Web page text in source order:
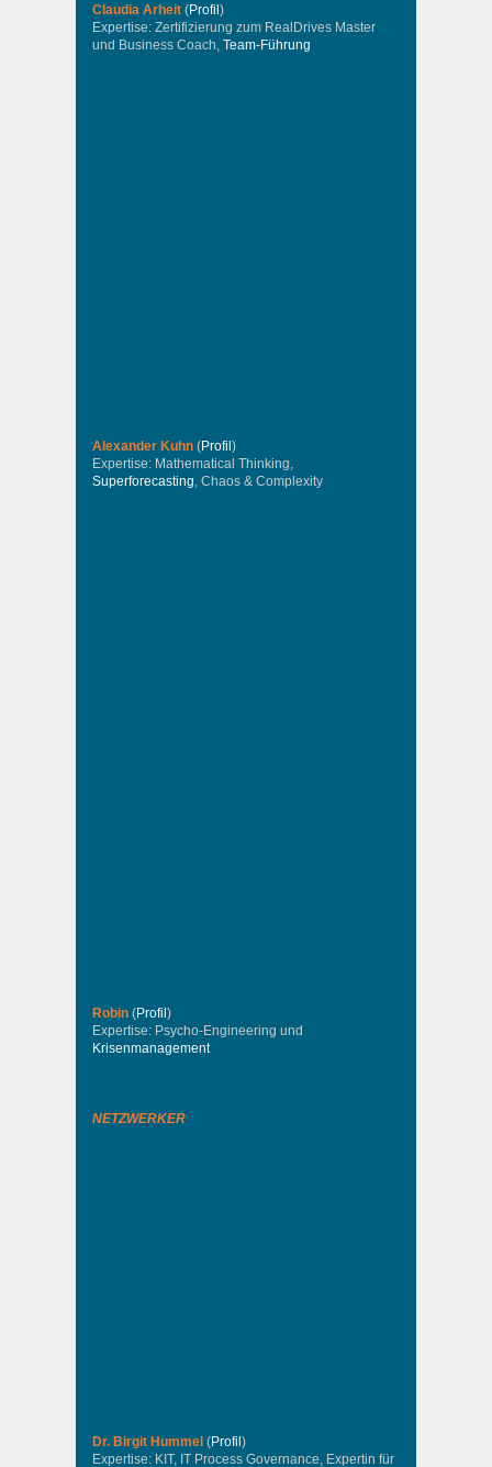
Claudia Arheit (Profil )
Expertise: Zertifizierung zum RealDrives Master
und Business Coach, Team-Führung
Alexander Kuhn (Profil )
Expertise: Mathematical Thinking,
Superforecasting, Chaos & Complexity
Robin (Profil )
Expertise: Psycho-Engineering und
Krisenmanagement
NETZWERKER
Dr. Birgit Hummel (Profil )
Expertise: KIT, IT Process Governance, Expertin für